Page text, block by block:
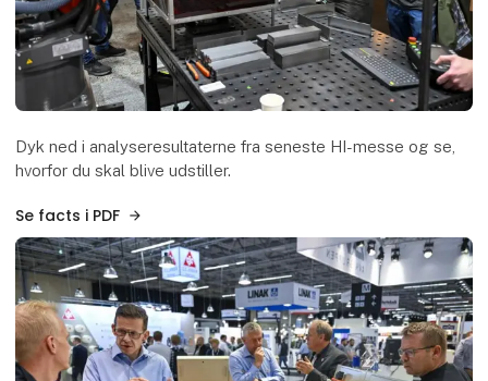
Dyk ned i analyseresultaterne fra seneste HI-messe og se,
hvorfor du skal blive udstiller.
Se facts i PDF